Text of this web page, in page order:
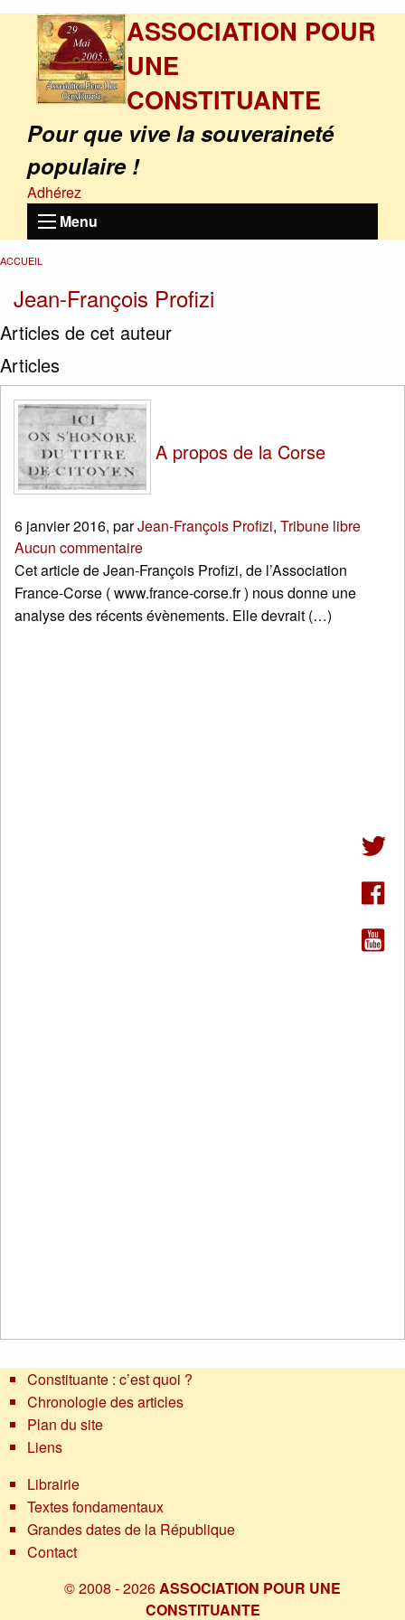
ASSOCIATION POUR
UNE
CONSTITUANTE
Pour que vive la souveraineté
populaire !
Adhérez
Menu
ACCUEIL
Jean-François Profizi
Articles de cet auteur
Articles
A propos de la Corse
6 janvier 2016, parJean-François Profizi, Tribune libre
Aucun commentaire
Cet article de Jean-François Profizi, de l’Association
France-Corse ( www.france-corse.fr ) nous donne une
analyse des récents évènements. Elle devrait (…)
Constituante : c’est quoi ?
Chronologie des articles
Plan du site
Liens
Librairie
Textes fondamentaux
Grandes dates de la République
Contact
© 2008 - 2026ASSOCIATION POUR UNE
CONSTITUANTE